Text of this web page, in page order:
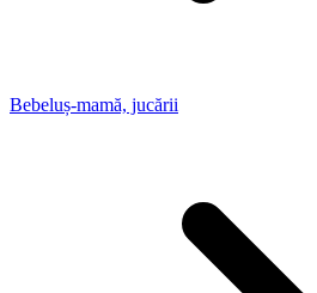
Bebeluș-mamă, jucării